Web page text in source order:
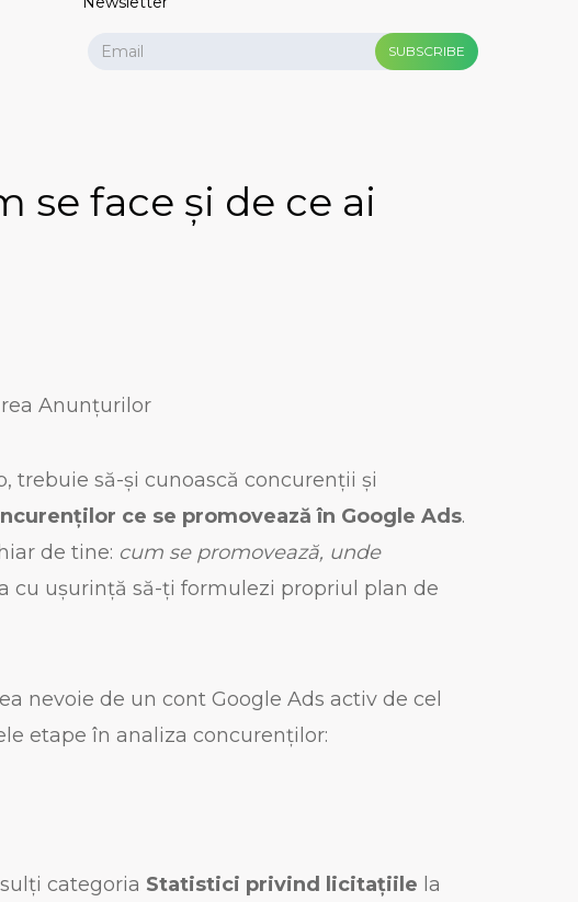
SUBSCRIBE
se face și de ce ai
Anunțurilor
trebuie să-și cunoască concurenții și
ce se promovează în Google Ads.
de tine: cum se promovează, unde
cu ușurință să-ți formulezi propriul plan de
nevoie de un cont Google Ads activ de cel
etape în analiza concurenților:
categoria Statistici privind licitațiile la